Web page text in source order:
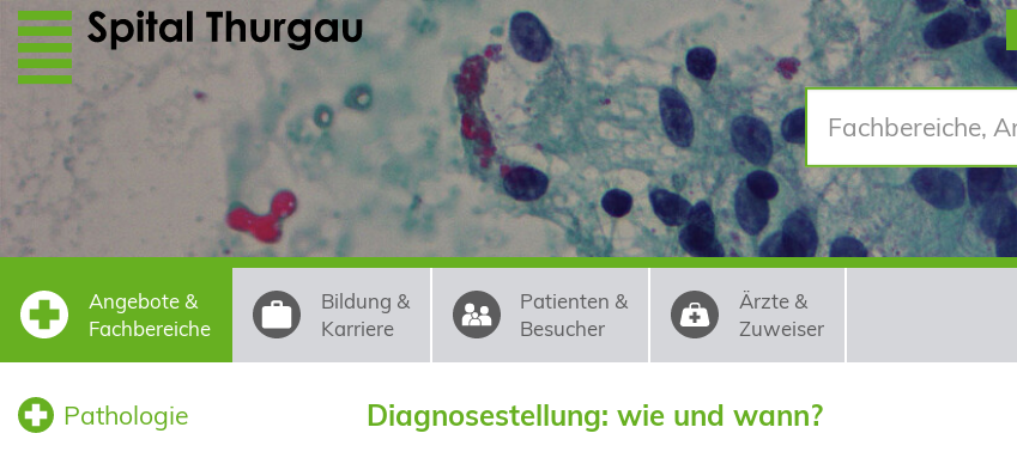
Direkt zum Inhalt
Angebote &
Fachbereiche
Bildung &
Karriere
Patienten &
Besucher
Ärzte &
Zuweiser
Pathologie Diagnosestellung: wie und wann?